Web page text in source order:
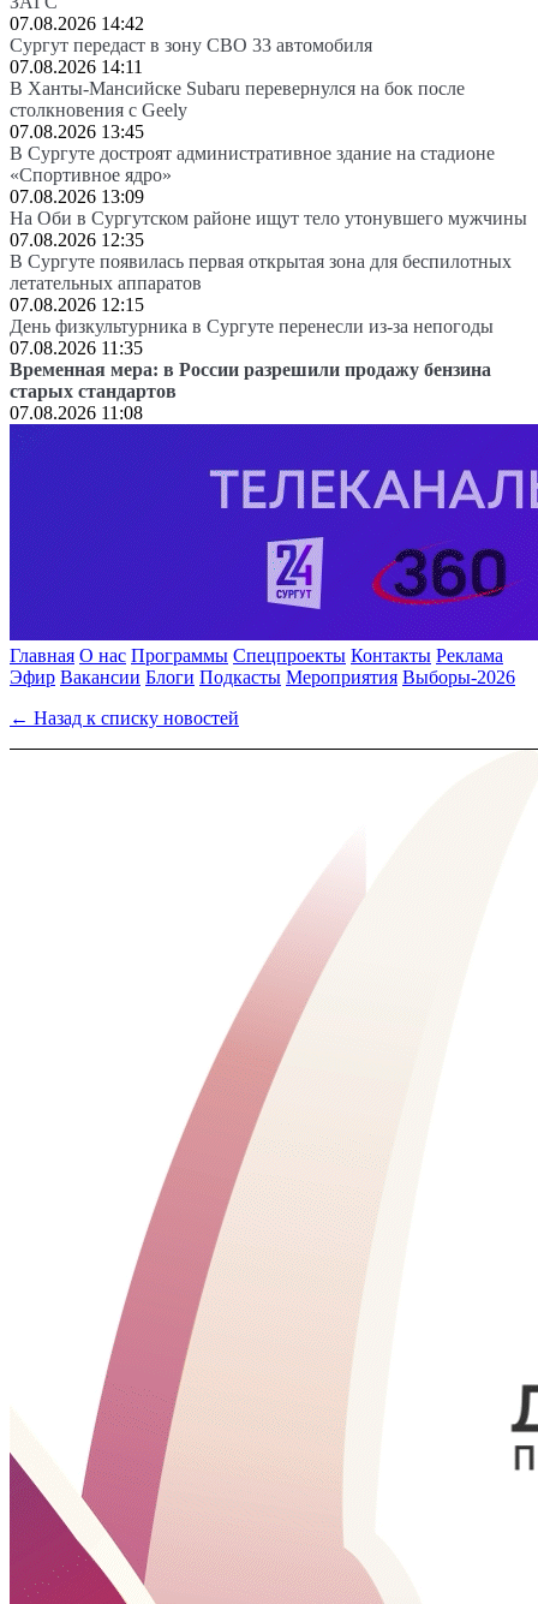
07.08.2026 14:42
Сургут передаст в зону СВО 33 автомобиля
07.08.2026 14:11
В Ханты-Мансийске Subaru перевернулся на бок после
столкновения с Geely
07.08.2026 13:45
В Сургуте достроят административное здание на стадионе
«Спортивное ядро»
07.08.2026 13:09
На Оби в Сургутском районе ищут тело утонувшего мужчины
07.08.2026 12:35
В Сургуте появилась первая открытая зона для беспилотных
летательных аппаратов
07.08.2026 12:15
День физкультурника в Сургуте перенесли из-за непогоды
07.08.2026 11:35
Временная мера: в России разрешили продажу бензина
старых стандартов
07.08.2026 11:08
Главная О нас Программы Спецпроекты Контакты Реклама
Эфир Вакансии Блоги Подкасты Мероприятия Выборы-2026
← Назад к списку новостей